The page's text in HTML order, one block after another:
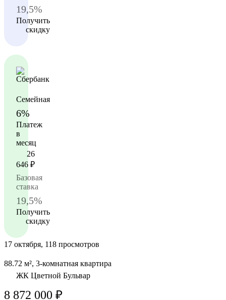
19,5%
Получить
скидку
Семейная
6%
Платеж
в
месяц
26
646 ₽
Базовая
ставка
19,5%
Получить
скидку
17 октября, 118 просмотров
88.72 м², 3-комнатная квартира
ЖК Цветной Бульвар
8 872 000 ₽